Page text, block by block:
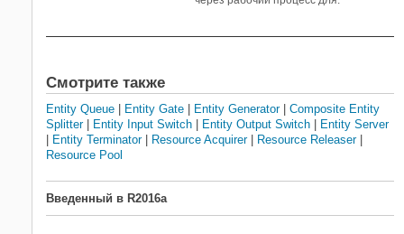
Смотрите также
Entity Queue Entity Gate Entity Generator| Composite Entity
Splitter| Entity Input Switch Entity Output Switch
Entity Server
Entity Terminator| Resource Acquirer| Resource Releaser|
Resource Pool
Введенный в R2016a